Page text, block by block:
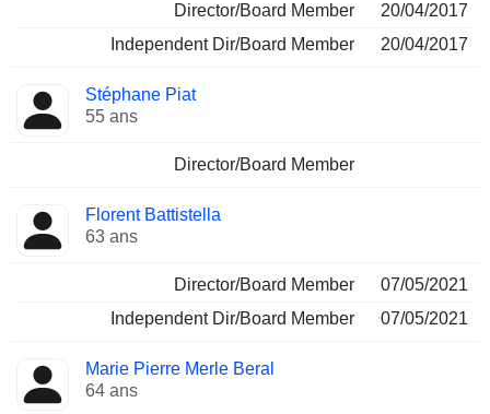
Director/Board Member
20/04/2017
Independent Dir/Board Member
20/04/2017
Stéphane Piat
55 ans
Director/Board Member
Florent Battistella
63 ans
Director/Board Member
07/05/2021
Independent Dir/Board Member
07/05/2021
Marie Pierre Merle Beral
64 ans